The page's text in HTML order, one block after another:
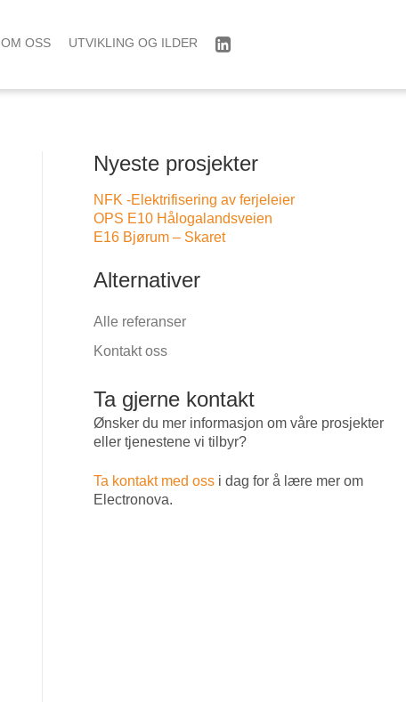
OM OSS UTVIKLING OG ILDER
Nyeste prosjekter
NFK -Elektrifisering av ferjeleier
OPS E10 Hålogalandsveien
E16 Bjørum – Skaret
Alternativer
Alle referanser
Kontakt oss
Ta gjerne kontakt
Ønsker du mer informasjon om våre prosjekter
eller tjenestene vi tilbyr?
Ta kontakt med ossi dag for å lære mer om
Electronova.